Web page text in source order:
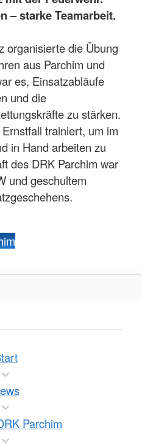
– starke Teamarbeit.
organisierte die Übung
aus Parchim und
es, Einsatzabläufe
und die
zu stärken.
trainiert, um im
in Hand arbeiten zu
des DRK Parchim war
und geschultem
Parchim